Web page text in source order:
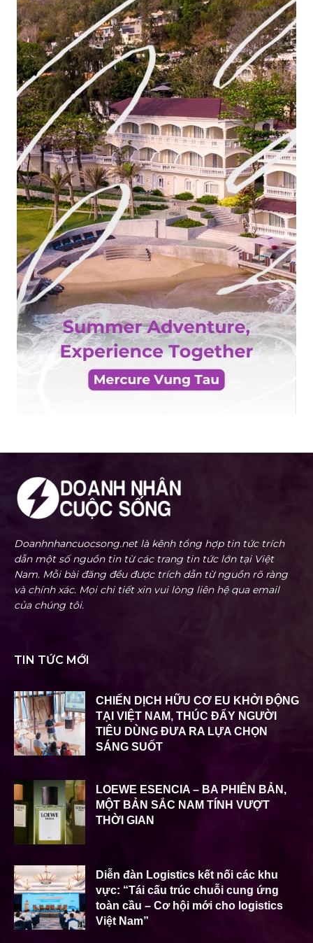
Doanhnhancuocsong.net là kênh tổng hợp tin tức trích
dẫn một số nguồn tin từ các trang tin tức lớn tại Việt
Nam. Mỗi bài đăng đều được trích dẫn từ nguồn rõ ràng
và chính xác. Mọi chi tiết xin vui lòng liên hệ qua email
của chúng tôi.
TIN TỨC MỚI
CHIẾN DỊCH HỮU CƠ EU KHỞI ĐỘNG
TẠI VIỆT NAM, THÚC ĐẨY NGƯỜI
TIÊU DÙNG ĐƯA RA LỰA CHỌN
SÁNG SUỐT
LOEWE ESENCIA – BA PHIÊN BẢN,
MỘT BẢN SẮC NAM TÍNH VƯỢT
THỜI GIAN
Diễn đàn Logistics kết nối các khu
vực: “Tái cấu trúc chuỗi cung ứng
toàn cầu – Cơ hội mới cho logistics
Việt Nam”